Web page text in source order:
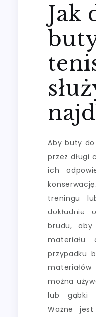
Jak
Aby buty do
przez długi
ich
treningu
dokładnie
brudu, aby
materiału
przypadku
można
lub gąbki
Ważne